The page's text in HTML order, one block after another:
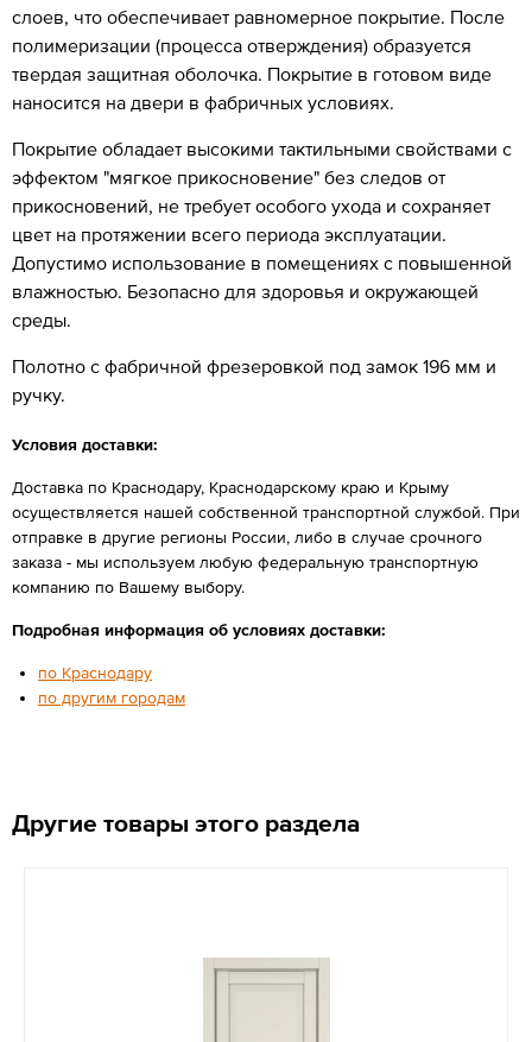
слоев, что обеспечивает равномерное покрытие. После
полимеризации (процесса отверждения) образуется
твердая защитная оболочка. Покрытие в готовом виде
наносится на двери в фабричных условиях.
Покрытие обладает высокими тактильными свойствами с
эффектом "мягкое прикосновение" без следов от
прикосновений, не требует особого ухода и сохраняет
цвет на протяжении всего периода эксплуатации.
Допустимо использование в помещениях с повышенной
влажностью. Безопасно для здоровья и окружающей
среды.
Полотно с фабричной фрезеровкой под замок 196 мм и
ручку.
Условия доставки:
Доставка по Краснодару, Краснодарскому краю и Крыму
осуществляется нашей собственной транспортной службой. При
отправке в другие регионы России, либо в случае срочного
заказа - мы используем любую федеральную транспортную
компанию по Вашему выбору.
Подробная информация об условиях доставки:
по Краснодару
по другим городам
Другие товары этого раздела